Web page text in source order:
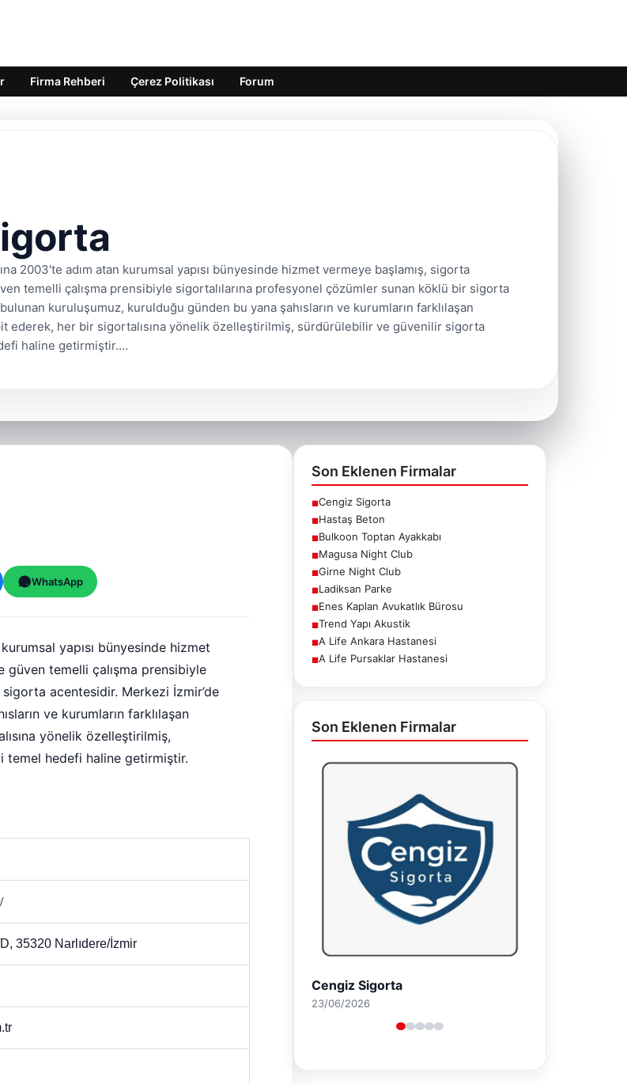
Firma Rehberi Çerez Politikası Forum
2003'te adım atan kurumsal yapısı bünyesinde hizmet vermeye başlamış, sigorta
temelli çalışma prensibiyle sigortalılarına profesyonel çözümler sunan köklü bir sigorta
kuruluşumuz, kurulduğu günden bu yana şahısların ve kurumların farklılaşan
ederek, her bir sigortalısına yönelik özelleştirilmiş, sürdürülebilir ve güvenilir sigorta
haline getirmiştir.…
WhatsApp
yapısı bünyesinde hizmet
temelli çalışma prensibiyle
acentesidir. Merkezi İzmir’de
ve kurumların farklılaşan
yönelik özelleştirilmiş,
hedefi haline getirmiştir.
35320 Narlıdere/İzmir
Son Eklenen Firmalar
■Cengiz Sigorta
■Hastaş Beton
■Bulkoon Toptan Ayakkabı
■Magusa Night Club
■Girne Night Club
■Ladiksan Parke
■Enes Kaplan Avukatlık Bürosu
■Trend Yapı Akustik
■A Life Ankara Hastanesi
■A Life Pursaklar Hastanesi
Son Eklenen Firmalar
Cengiz Sigorta
23/06/2026